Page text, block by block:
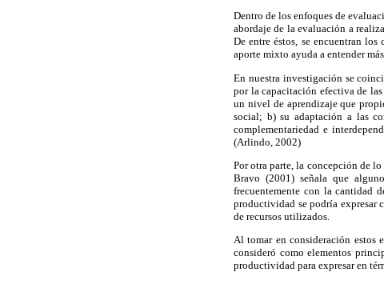
Dentro de los enfoques de
abordaje de la evaluación a
De entre éstos, se encuentran
aporte mixto ayuda a entender
En nuestra investigación se
por la capacitación efectiva de
un nivel de aprendizaje que
social; b) su adaptación a las
complementariedad e
(Arlindo, 2002)
Por otra parte, la concepción de
Bravo (2001) señala que
frecuentemente con la cantidad
productividad se podría expresar
de recursos utilizados.
Al tomar en consideración estos
consideró como elementos
productividad para expresar en